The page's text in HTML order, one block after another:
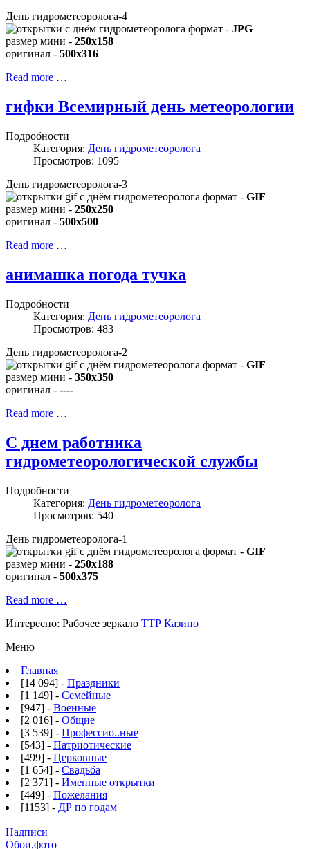
День гидрометеоролога-4
формат - JPG
размер мини - 250x158
оригинал - 500x316
Read more …
гифки Всемирный день метеорологии
Подробности
Категория: День гидрометеоролога
Просмотров: 1095
День гидрометеоролога-3
формат - GIF
размер мини - 250x250
оригинал - 500x500
Read more …
анимашка погода тучка
Подробности
Категория: День гидрометеоролога
Просмотров: 483
День гидрометеоролога-2
формат - GIF
размер мини - 350x350
оригинал - ----
Read more …
С днем работника
гидрометеорологической службы
Подробности
Категория: День гидрометеоролога
Просмотров: 540
День гидрометеоролога-1
формат - GIF
размер мини - 250x188
оригинал - 500x375
Read more …
Интересно: Рабочее зеркало ТТР Казино
Меню
Главная
[14 094] - Праздники
[1 149] - Семейные
[947] - Военные
[2 016] - Общие
[3 539] - Профессио..ные
[543] - Патриотические
[499] - Церковные
[1 654] - Свадьба
[2 371] - Именные открытки
[449] - Пожелания
[1153] - ДР по годам
Надписи
Обои,фото